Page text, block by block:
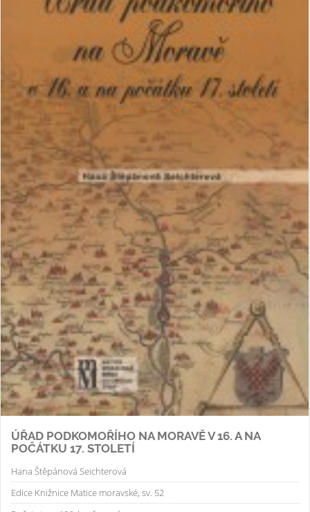
ÚŘAD PODKOMOŘÍHO NA MORAVĚ V 16. A NA
POČÁTKU 17. STOLETÍ
Hana Štěpánová Seichterová
Edice Knižnice Matice moravské, sv. 52